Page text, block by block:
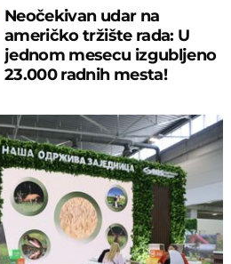
Neočekivan udar na
američko tržište rada: U
jednom mesecu izgubljeno
23.000 radnih mesta!